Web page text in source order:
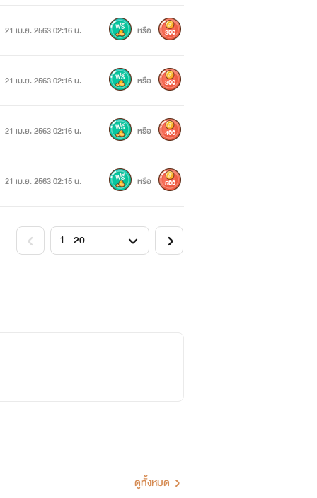
เป็นอิมเมทตัวละคร ในเรื่อง เพื่อให้
21 เม.ย. 2563 02:16 น. หรือ 300
21 เม.ย. 2563 02:16 น. หรือ 300
21 เม.ย. 2563 02:16 น. หรือ 400
21 เม.ย. 2563 02:15 น. หรือ 500
ดูทั้งหมด